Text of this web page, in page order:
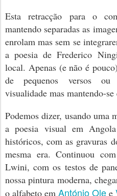
Esta retracção para o
mantendo separadas as
enrolam mas sem se
a poesia de Frederico
local. Apenas (e não é
de pequenos versos ou
visualidade mas mantendo-
Podemos dizer, usando uma
a poesia visual em
históricos, com as gravuras
mesma era. Continuou
Lwini, com os testos de
nossa pintura moderna,
o alfabeto em António Ole e